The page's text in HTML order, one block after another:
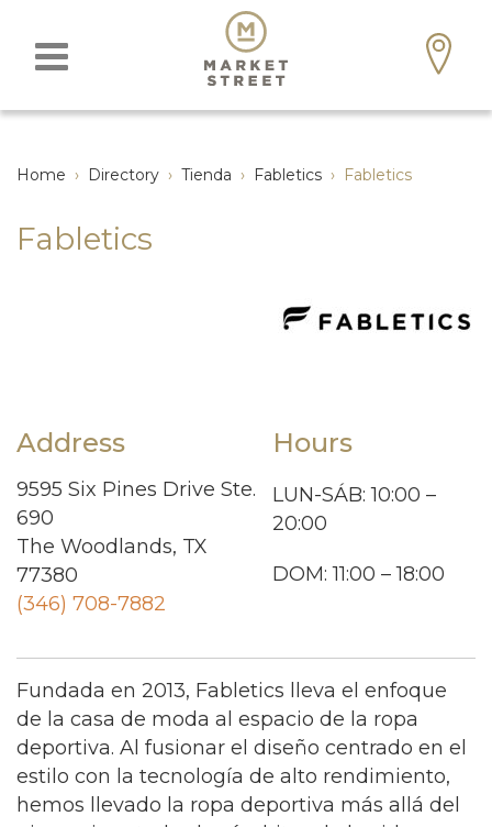
Home › Directory › Tienda › Fabletics › Fabletics
Fabletics
Address
9595 Six Pines Drive Ste.
690
The Woodlands, TX
77380
(346) 708-7882
Hours
LUN-SÁB: 10:00 –
20:00
DOM: 11:00 – 18:00
Fundada en 2013, Fabletics lleva el enfoque
de la casa de moda al espacio de la ropa
deportiva. Al fusionar el diseño centrado en el
estilo con la tecnología de alto rendimiento,
hemos llevado la ropa deportiva más allá del